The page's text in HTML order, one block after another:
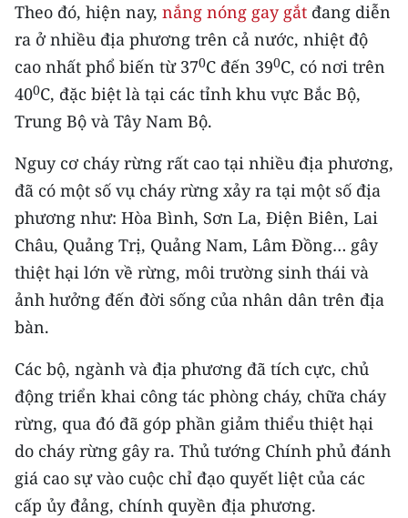
KIỂM CHỨNG THÔNG TIN
TRI THỨC CHUYÊN SÂU
54 DÂN TỘC VIỆT NAM
CHƯƠNG TRÌNH OCOP - MỖI XÃ
MỘT SẢN PHẨM
RADIO
MEDIA CENTER
E-Magazine
Video
Media Chính trị
Media Kinh tế
Media Văn hóa
Theo đó, hiện nay, nắng nóng gay gắt đang diễn
ra ở nhiều địa phương trên cả nước, nhiệt độ
cao nhất phổ biến từ 370C đến 390C, có nơi trên
400C, đặc biệt là tại các tỉnh khu vực Bắc Bộ,
Trung Bộ và Tây Nam Bộ.
Nguy cơ cháy rừng rất cao tại nhiều địa phương,
đã có một số vụ cháy rừng xảy ra tại một số địa
phương như: Hòa Bình, Sơn La, Điện Biên, Lai
Châu, Quảng Trị, Quảng Nam, Lâm Đồng… gây
thiệt hại lớn về rừng, môi trường sinh thái và
ảnh hưởng đến đời sống của nhân dân trên địa
bàn.
Các bộ, ngành và địa phương đã tích cực, chủ
động triển khai công tác phòng cháy, chữa cháy
rừng, qua đó đã góp phần giảm thiểu thiệt hại
do cháy rừng gây ra. Thủ tướng Chính phủ đánh
giá cao sự vào cuộc chỉ đạo quyết liệt của các
cấp ủy đảng, chính quyền địa phương.